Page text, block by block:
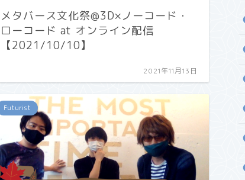
メタバース文化祭@3D×ノーコード・
ローコード at オンライン配信
【2021/10/10】
2021年11月13日
Futurist